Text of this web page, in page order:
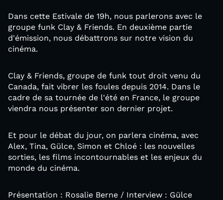
Dans cette Estivale de 19h, nous parlerons avec le
groupe funk Clay & Friends. En deuxième partie
d'émission, nous débattrons sur notre vision du
cinéma.
Clay & Friends, groupe de funk tout droit venu du
Canada, fait vibrer les foules depuis 2014. Dans le
cadre de sa tournée de l'été en France, le groupe
viendra nous présenter son dernier projet.
Et pour le débat du jour, on parlera cinéma, avec
Alex, Tina, Gülce, Simon et Chloé : les nouvelles
sorties, les films incontournables et les enjeux du
monde du cinéma.
Présentation : Rosalie Berne / Interview : Gülce